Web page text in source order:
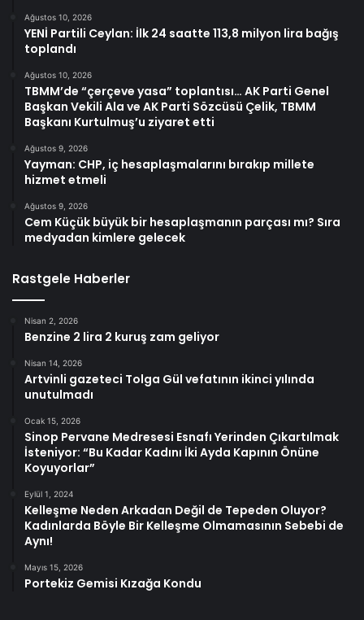
Ağustos 10, 2026
YENİ Partili Ceylan: İlk 24 saatte 113,8 milyon lira bağış
toplandı
Ağustos 10, 2026
TBMM’de “çerçeve yasa” toplantısı… AK Parti Genel
Başkan Vekili Ala ve AK Parti Sözcüsü Çelik, TBMM
Başkanı Kurtulmuş’u ziyaret etti
Ağustos 9, 2026
Yayman: CHP, iç hesaplaşmalarını bırakıp millete
hizmet etmeli
Ağustos 9, 2026
Cem Küçük büyük bir hesaplaşmanın parçası mı? Sıra
medyadan kimlere gelecek
Rastgele Haberler
Nisan 2, 2026
Benzine 2 lira 2 kuruş zam geliyor
Nisan 14, 2026
Artvinli gazeteci Tolga Gül vefatının ikinci yılında
unutulmadı
Ocak 15, 2026
Sinop Pervane Medresesi Esnafı Yerinden Çıkartılmak
İsteniyor: “Bu Kadar Kadını İki Ayda Kapının Önüne
Koyuyorlar”
Eylül 1, 2024
Kelleşme Neden Arkadan Değil de Tepeden Oluyor?
Kadınlarda Böyle Bir Kelleşme Olmamasının Sebebi de
Aynı!
Mayıs 15, 2026
Portekiz Gemisi Kızağa Kondu